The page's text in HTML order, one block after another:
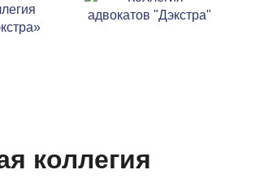
коллегия